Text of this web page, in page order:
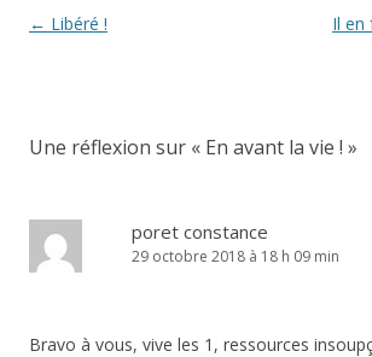
Navigation
← Libéré !
Il en
Une réflexion sur « En avant la vie ! »
poret constance
29 octobre 2018 à 18 h 09 min
Bravo à vous, vive les 1, ressources